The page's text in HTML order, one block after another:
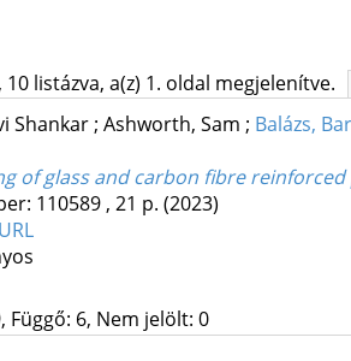
listázva, a(z) 1. oldal megjelenítve.
Shankar; Ashworth, Sam ; Balázs,
glass and carbon fibre reinforced
110589 , 21 p. (2023)
Függő: 6, Nem jelölt: 0